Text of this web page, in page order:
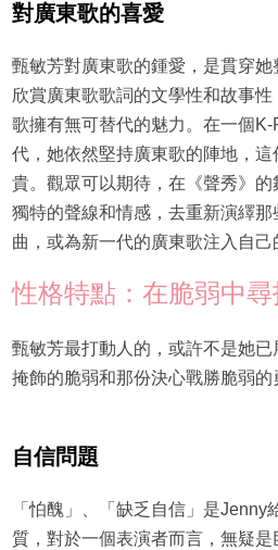
對廣東歌的喜愛
甄敏芳對廣東歌的鍾愛，是貫穿
欣賞廣東歌歌詞的文學性和故事
歌擁有無可替代的魅力。在一個
代，她依然堅持廣東歌的陣地，
貴。觀眾可以期待，在《聲秀》
獨特的聲線和情感，去重新演繹
曲，或為新一代的廣東歌注入自己
性格特點：在脆弱中
甄敏芳最打動人的，或許不是她
掩飾的脆弱和那份決心戰勝脆弱的
自信問題
「怕醜」、「缺乏自信」是
質，對於一個表演者而言，無疑